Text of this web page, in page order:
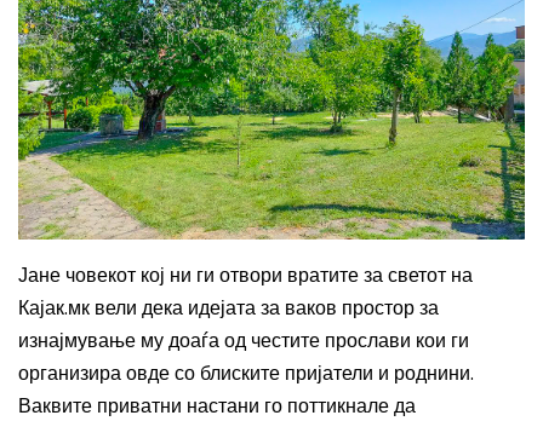
Јане човекот кој ни ги отвори вратите за светот на
Кајак.мк вели дека идејата за ваков простор за
изнајмување му доаѓа од честите прослави кои ги
организира овде со блиските пријатели и роднини.
Ваквите приватни настани го поттикнале да